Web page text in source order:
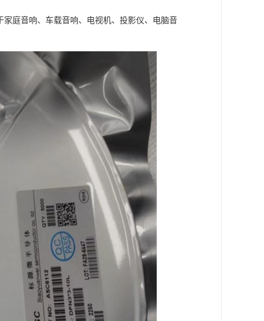
庭音响、车载音响、电视机、投影仪、电脑音